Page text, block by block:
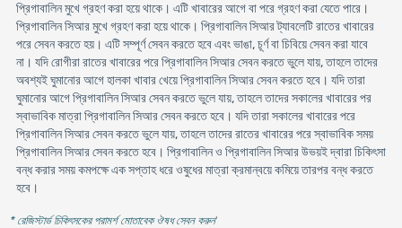
প্রিগাবালিন মুখে গ্রহণ করা হয়ে থাকে। এটি খাবারের আগে বা পরে গ্রহণ করা যেতে পারে।
প্রিগাবালিন সিআর মুখে গ্রহণ করা হয়ে থাকে। প্রিগাবালিন সিআর ট্যাবলেটি রাতের খাবারের
পরে সেবন করতে হয়। এটি সম্পূর্ণ সেবন করতে হবে এবং ভাঙা, চূর্ণ বা চিবিয়ে সেবন করা যাবে
না। যদি রোগীরা রাতের খাবারের পরে প্রিগাবালিন সিআর সেবন করতে ভুলে যায়, তাহলে তাদের
অবশ্যই ঘুমানোর আগে হালকা খাবার খেয়ে প্রিগাবালিন সিআর সেবন করতে হবে। যদি তারা
ঘুমানোর আগে প্রিগাবালিন সিআর সেবন করতে ভুলে যায়, তাহলে তাদের সকালের খাবারের পর
স্বাভাবিক মাত্রা প্রিগাবালিন সিআর সেবন করতে হবে। যদি তারা সকালের খাবারের পরে
প্রিগাবালিন সিআর সেবন করতে ভুলে যায়, তাহলে তাদের রাতের খাবারের পরে স্বাভাবিক সময়
প্রিগাবালিন সিআর সেবন করতে হবে। প্রিগাবালিন ও প্রিগাবালিন সিআর উভয়ই দ্বারা চিকিৎসা
বন্ধ করার সময় কমপক্ষে এক সপ্তাহ ধরে ওষুধের মাত্রা ক্রমান্বয়ে কমিয়ে তারপর বন্ধ করতে
হবে।
* রেজিস্টার্ড চিকিৎসকের পরামর্শ মোতাবেক ঔষধ সেবন করুন'